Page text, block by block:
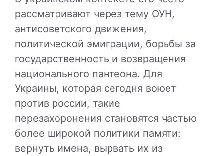
рассматривают через тему ОУН,
антисоветского движения,
политической эмиграции, борьбы за
государственность и возвращения
национального пантеона. Для
Украины, которая сегодня воюет
против россии, такие
перезахоронения становятся частью
более широкой политики памяти:
вернуть имена, вырвать их из